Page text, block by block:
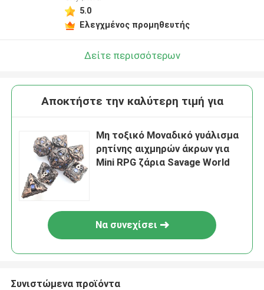
5.0
Ελεγχμένος προμηθευτής
Δείτε περισσότερων
Αποκτήστε την καλύτερη τιμή για
Μη τοξικό Μοναδικό γυάλισμα
ρητίνης αιχμηρών άκρων για
Mini RPG ζάρια Savage World
Να συνεχίσει
Συνιστώμενα προϊόντα